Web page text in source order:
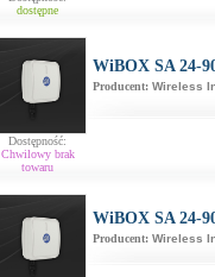
dostępne
Dostępność:
Chwilowy brak
towaru
WiBOX SA 24-
Producent: Wireless
WiBOX SA 24-
Producent: Wireless